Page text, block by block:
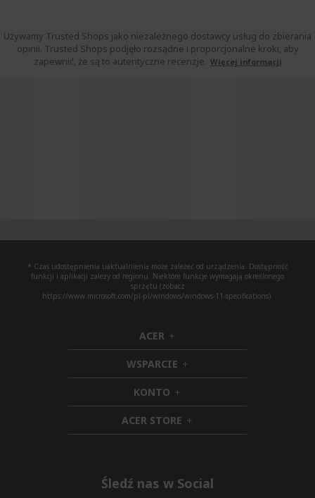
Używamy Trusted Shops jako niezależnego dostawcy usług do zbierania
opinii. Trusted Shops podjęło rozsądne i proporcjonalne kroki, aby
zapewnić, że są to autentyczne recenzje. Więcej informacji
* Czas udostępnienia uaktualnienia może zależeć od urządzenia. Dostępność
funkcji i aplikacji zależy od regionu. Niektóre funkcje wymagają określonego
sprzętu (zobacz
https://www.microsoft.com/pl-pl/windows/windows-11-specifications).
ACER h
i
d
d
e
n
WSPARCIE h
i
d
e
n
KONTO h
i
d
d
ACER STORE h
i
e
Śledź nas w Social